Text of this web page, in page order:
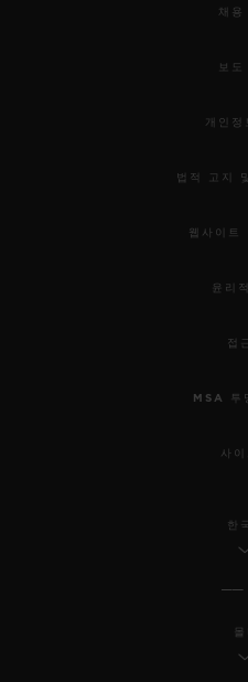
채용
보도
개인정
법적 고지
웹사이트
윤리
접
MSA 투
사이
한